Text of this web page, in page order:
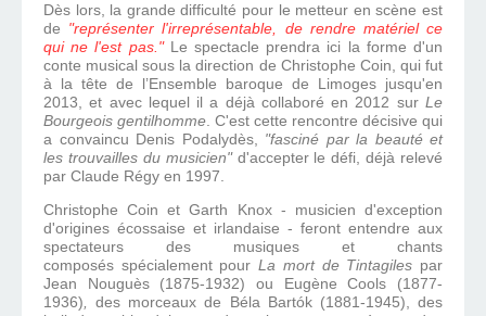
Dès lors, la grande difficulté pour le metteur en scène est
de "représenter l'irreprésentable, de rendre matériel ce
qui ne l'est pas." Le spectacle prendra ici la forme d'un
conte musical sous la direction de Christophe Coin, qui fut
à la tête de l’Ensemble baroque de Limoges jusqu'en
2013, et avec lequel il a déjà collaboré en 2012 sur Le
Bourgeois gentilhomme. C'est cette rencontre décisive qui
a convaincu Denis Podalydès, "fasciné par la beauté et
les trouvailles du musicien"d'accepter le défi, déjà relevé
par Claude Régy en 1997.
Christophe Coin et Garth Knox - musicien d'exception
d'origines écossaise et irlandaise - feront entendre aux
spectateurs des musiques et chants
composés spécialement pourLa mort de Tintagiles par
Jean Nouguès (1875-1932) ou Eugène Cools (1877-
1936),des morceaux de Béla Bartók (1881-1945), des